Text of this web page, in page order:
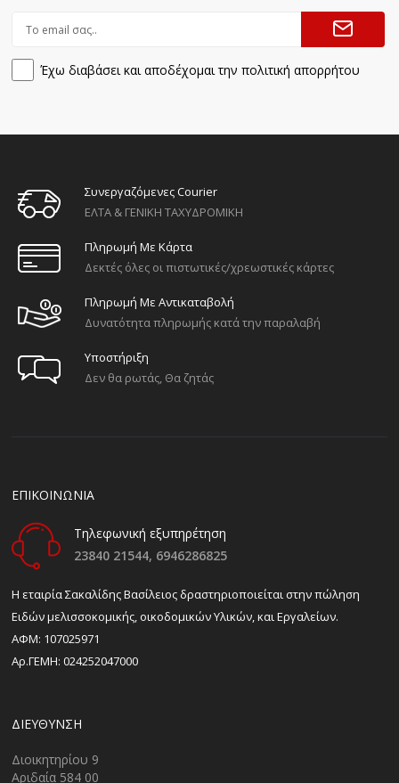
Έχω διαβάσει και αποδέχομαι την πολιτική απορρήτου
Συνεργαζόμενες Courier
ΕΛΤΑ & ΓΕΝΙΚΗ ΤΑΧΥΔΡΟΜΙΚΗ
Πληρωμή Με Κάρτα
Δεκτές όλες οι πιστωτικές/χρεωστικές κάρτες
Πληρωμή Με Αντικαταβολή
Δυνατότητα πληρωμής κατά την παραλαβή
Υποστήριξη
Δεν θα ρωτάς, Θα ζητάς
ΕΠΙΚΟΙΝΩΝΙΑ
Τηλεφωνική εξυπηρέτηση
23840 21544, 6946286825
H εταιρία Σακαλίδης Βασίλειος δραστηριοποιείται στην πώληση
Ειδών μελισσοκομικής, οικοδομικών Υλικών, και Εργαλείων.
ΑΦΜ: 107025971
Αρ.ΓΕΜΗ: 024252047000
ΔΙΕΎΘΥΝΣΗ
Διοικητηρίου 9
Αριδαία 584 00